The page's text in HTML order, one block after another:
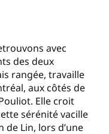
avec
des deux
rangée, travaille
aux côtés de
Elle croit
sérénité vacille
de Lin, lors d’une